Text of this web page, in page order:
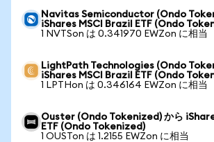
Navitas Semiconductor (Ondo
iShares MSCI Brazil ETF (Ondo
1 NVTSon は 0.341970 EWZon に相当
LightPath Technologies (Ondo
iShares MSCI Brazil ETF (Ondo
1 LPTHon は 0.346164 EWZon に相当
Ouster (Ondo Tokenized) から
ETF (Ondo Tokenized)
1 OUSTon は 1.2155 EWZon に相当